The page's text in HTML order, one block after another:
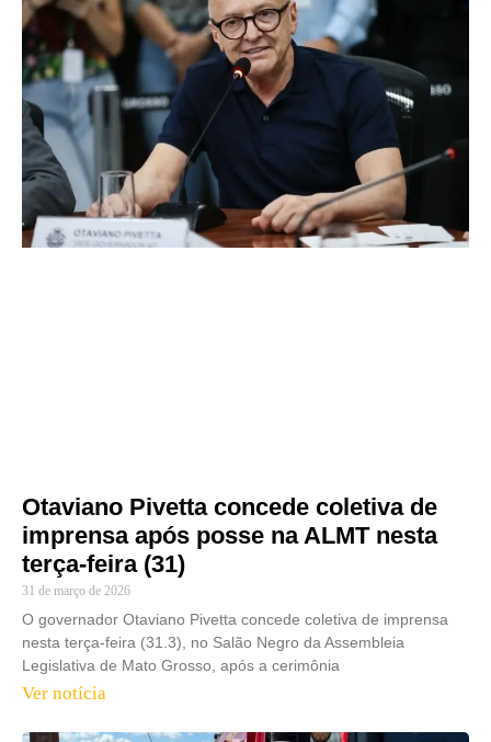
Otaviano Pivetta concede coletiva de
imprensa após posse na ALMT nesta
terça-feira (31)
31 de março de 2026
O governador Otaviano Pivetta concede coletiva de imprensa
nesta terça-feira (31.3), no Salão Negro da Assembleia
Legislativa de Mato Grosso, após a cerimônia
Ver notícia